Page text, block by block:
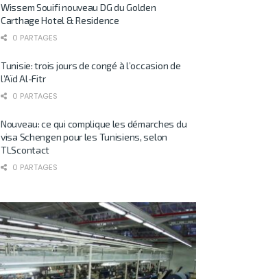
Wissem Souifi nouveau DG du Golden
Carthage Hotel & Residence
0 PARTAGES
Tunisie: trois jours de congé à l’occasion de
l’Aïd Al-Fitr
0 PARTAGES
Nouveau: ce qui complique les démarches du
visa Schengen pour les Tunisiens, selon
TLScontact
0 PARTAGES